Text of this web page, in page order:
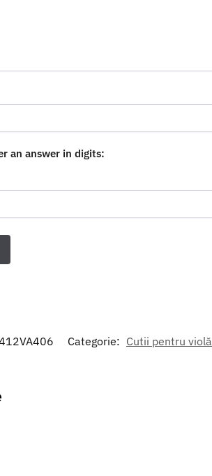
an answer in digits:
Categorie: Cutii pentru violă